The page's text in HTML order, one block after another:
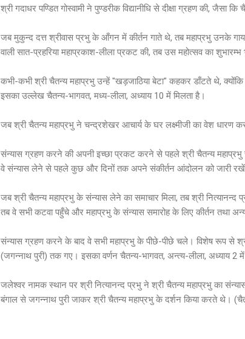
श्री गदाधर पण्डित गोस्वामी ने पुण्डरीक विद्यानीधि से दीक्षा ग्रहण की, जैसा
जब मुकुन्द दत्त श्रीवास प्रभु के आँगन में कीर्तन गाते थे, तब महाप्रभु उनके
वाली सात-प्रहरिया महाप्रकाश-लीला प्रकट की, तब उस महोत्सव का
कभी-कभी श्री चैतन्य महाप्रभु उन्हें "खड़जाठिया बेटा" कहकर डाँटते थे,
इसका उल्लेख चैतन्य-भागवत, मध्य-लीला, अध्याय 10 में मिलता है।
जब श्री चैतन्य महाप्रभु ने चन्द्रशेखर आचार्य के घर लक्ष्मीजी का वेश धारण
संन्यास ग्रहण करने की अपनी इच्छा प्रकट करने से पहले श्री चैतन्य
वे संन्यास लेने से पहले कुछ और दिनों तक अपने संकीर्तन आंदोलन को जारी
जब श्री चैतन्य महाप्रभु के संन्यास लेने का समाचार मिला, तब श्री
तब वे सभी कटवा पहुँचे और महाप्रभु के संन्यास समारोह के लिए कीर्तन तथा
संन्यास ग्रहण करने के बाद वे सभी महाप्रभु के पीछे-पीछे चले। विशेष रूप से
(जगन्नाथ पुरी) तक गए। इसका वर्णन चैतन्य-भागवत, अन्त्य-लीला, अध्याय 2 में
जलेश्वर नामक स्थान पर श्री नित्यानन्द प्रभु ने श्री चैतन्य महाप्रभु का
बंगाल से जगन्नाथ पुरी जाकर श्री चैतन्य महाप्रभु के दर्शन किया करते थे।